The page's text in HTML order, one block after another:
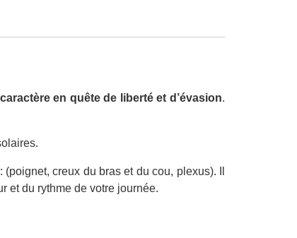
en quête de liberté et d’évasion.
: (poignet, creux du bras et du cou, plexus). Il
et du rythme de votre journée.